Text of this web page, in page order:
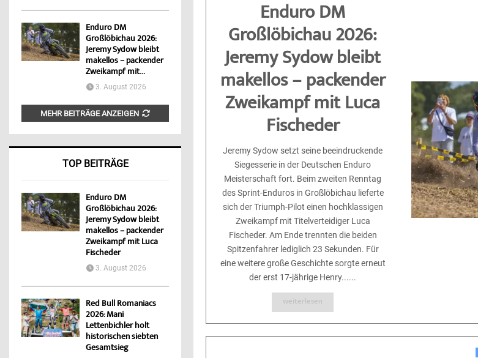
Enduro DM
Großlöbichau 2026:
Jeremy Sydow bleibt
makellos – packender
Zweikampf mit Luca
Fischeder
Jeremy Sydow setzt seine beeindruckende
Siegesserie in der Deutschen Enduro
Meisterschaft fort. Beim zweiten Renntag
des Sprint-Enduros in Großlöbichau lieferte
sich der Triumph-Pilot einen hochklassigen
Zweikampf mit Titelverteidiger Luca
Fischeder. Am Ende trennten die beiden
Spitzenfahrer lediglich 23 Sekunden. Für
eine weitere große Geschichte sorgte erneut
der erst 17-jährige Henry......
weiterlesen
Enduro DM
Großlöbichau 2026:
Jeremy Sydow bleibt
makellos – packender
Zweikampf mit...
3. August 2026
MEHR BEITRÄGE ANZEIGEN
TOP BEITRÄGE
Enduro DM
Großlöbichau 2026:
Jeremy Sydow bleibt
makellos – packender
Zweikampf mit Luca
Fischeder
3. August 2026
Red Bull Romaniacs
2026: Mani
Lettenbichler holt
historischen siebten
Gesamtsieg